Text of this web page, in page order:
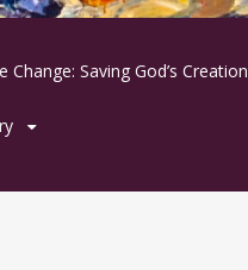
Change: Saving God’s Creation